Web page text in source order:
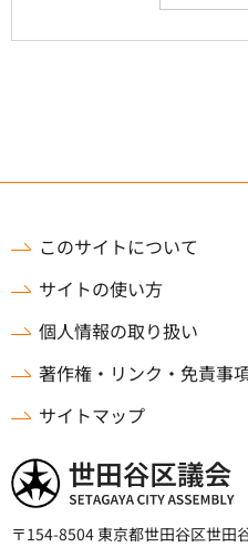
このサイトについて
サイトの使い方
個人情報の取り扱い
著作権・リンク・免責事
サイトマップ
世田谷区議会
〒154-8504 東京都世田谷区世田